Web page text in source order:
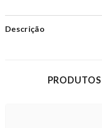
Descrição